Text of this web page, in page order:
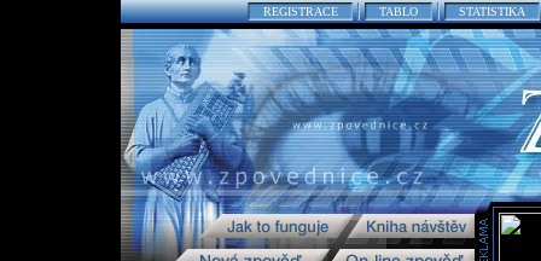
REGISTRACE TABLO STATISTIKA